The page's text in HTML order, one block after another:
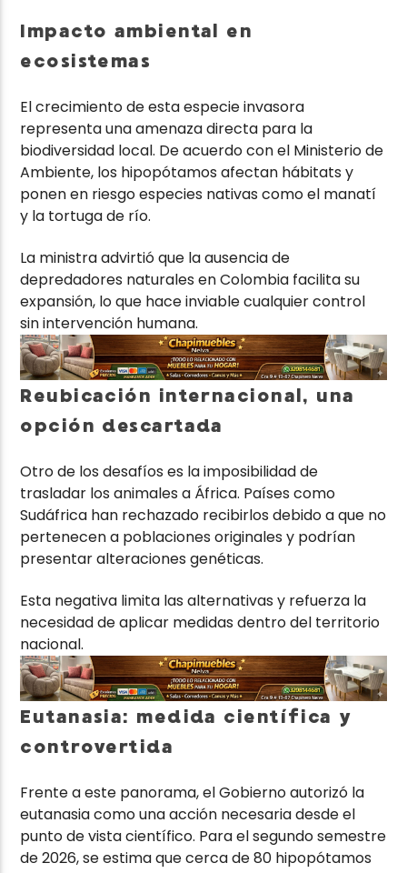
Impacto ambiental en
ecosistemas
El crecimiento de esta especie invasora
representa una amenaza directa para la
biodiversidad local. De acuerdo con el Ministerio de
Ambiente, los hipopótamos afectan hábitats y
ponen en riesgo especies nativas como el manatí
y la tortuga de río.
La ministra advirtió que la ausencia de
depredadores naturales en Colombia facilita su
expansión, lo que hace inviable cualquier control
sin intervención humana.
Reubicación internacional, una
opción descartada
Otro de los desafíos es la imposibilidad de
trasladar los animales a África. Países como
Sudáfrica han rechazado recibirlos debido a que no
pertenecen a poblaciones originales y podrían
presentar alteraciones genéticas.
Esta negativa limita las alternativas y refuerza la
necesidad de aplicar medidas dentro del territorio
nacional.
Eutanasia: medida científica y
controvertida
Frente a este panorama, el Gobierno autorizó la
eutanasia como una acción necesaria desde el
punto de vista científico. Para el segundo semestre
de 2026, se estima que cerca de 80 hipopótamos